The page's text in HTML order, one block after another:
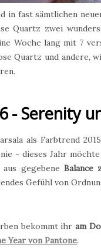
in fast sämtlichen
Quartz zwei
Woche lang mit 7
Quartz und andere,
- Serenity
als Farbtrend
- dieses Jahr
gegebeneBalance
Gefühl von
bekommt ihram
Year von Pantone.